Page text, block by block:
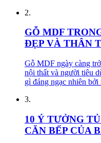
2.
GỖ MDF
ĐẸP VÀ THÂN
Gỗ MDF ngày càng
nội thất và người tiêu
gì đáng ngạc nhiên bởi
3.
10 Ý TƯỞNG
CĂN BẾP CỦA